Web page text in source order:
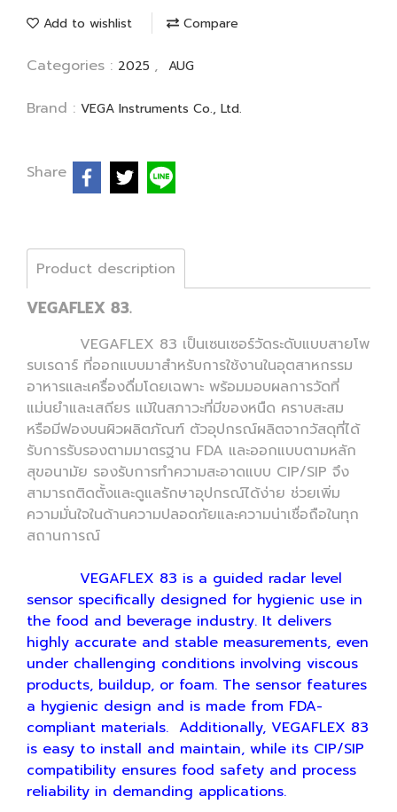
Add to wishlist Compare
Categories : 2025 , AUG
Brand : VEGA Instruments Co., Ltd.
Share
Product description
VEGAFLEX 83.
VEGAFLEX 83 เป็นเซนเซอร์วัดระดับแบบสายโพ
รบเรดาร์ ที่ออกแบบมาสำหรับการใช้งานในอุตสาหกรรม
อาหารและเครื่องดื่มโดยเฉพาะ พร้อมมอบผลการวัดที่
แม่นยำและเสถียร แม้ในสภาวะที่มีของหนืด คราบสะสม
หรือมีฟองบนผิวผลิตภัณฑ์ ตัวอุปกรณ์ผลิตจากวัสดุที่ได้
รับการรับรองตามมาตรฐาน FDA และออกแบบตามหลัก
สุขอนามัย รองรับการทำความสะอาดแบบ CIP/SIP จึง
สามารถติดตั้งและดูแลรักษาอุปกรณ์ได้ง่าย ช่วยเพิ่ม
ความมั่นใจในด้านความปลอดภัยและความน่าเชื่อถือในทุก
สถานการณ์
VEGAFLEX 83 is a guided radar level
sensor specifically designed for hygienic use in
the food and beverage industry. It delivers
highly accurate and stable measurements, even
under challenging conditions involving viscous
products, buildup, or foam. The sensor features
a hygienic design and is made from FDA-
compliant materials. Additionally, VEGAFLEX 83
is easy to install and maintain, while its CIP/SIP
compatibility ensures food safety and process
reliability in demanding applications.